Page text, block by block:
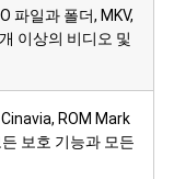
파일과 폴더, MKV,
이상의 비디오 및
ROM Mark
보호 기능과 모든